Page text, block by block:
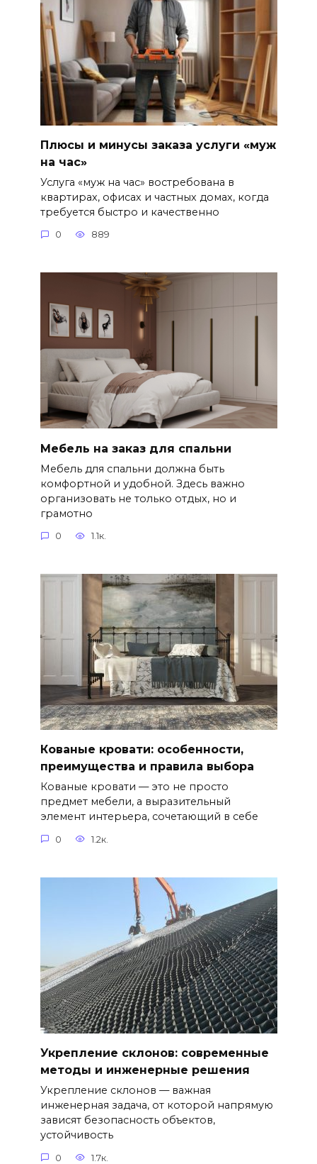
Плюсы и минусы заказа услуги «муж
на час»
Услуга «муж на час» востребована в
квартирах, офисах и частных домах, когда
требуется быстро и качественно
0 889
Мебель на заказ для спальни
Мебель для спальни должна быть
комфортной и удобной. Здесь важно
организовать не только отдых, но и
грамотно
0 1.1к.
Кованые кровати: особенности,
преимущества и правила выбора
Кованые кровати — это не просто
предмет мебели, а выразительный
элемент интерьера, сочетающий в себе
0 1.2к.
Укрепление склонов: современные
методы и инженерные решения
Укрепление склонов — важная
инженерная задача, от которой напрямую
зависят безопасность объектов,
устойчивость
0 1.7к.